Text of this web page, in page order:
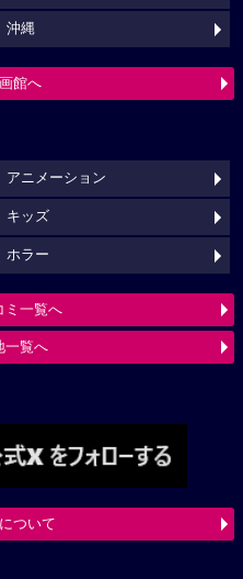
沖縄
館へ
アニメーション
キッズ
ホラー
ミ一覧へ
一覧へ
ついて